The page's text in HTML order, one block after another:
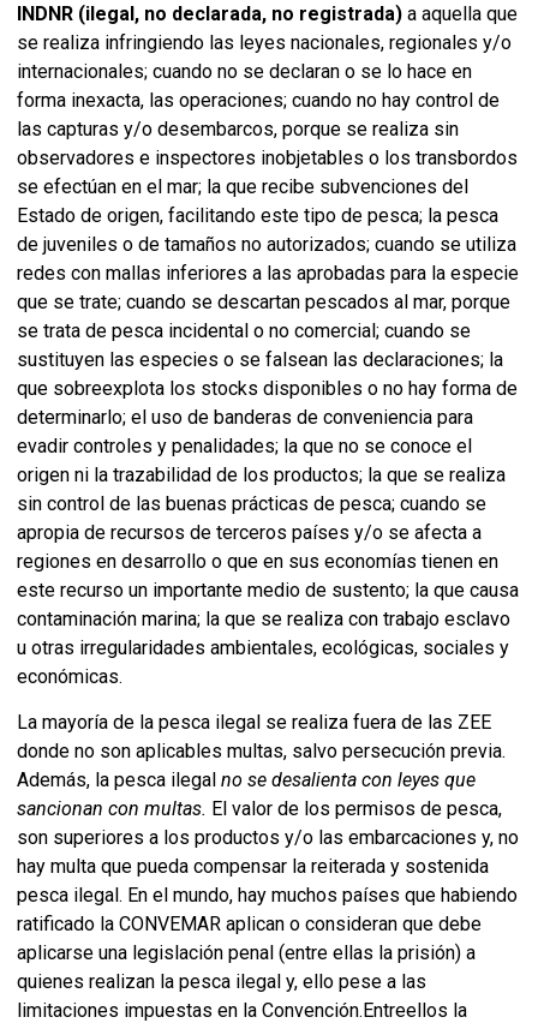
INDNR (ilegal, no declarada, no registrada) a aquella que
se realiza infringiendo las leyes nacionales, regionales y/o
internacionales; cuando no se declaran o se lo hace en
forma inexacta, las operaciones; cuando no hay control de
las capturas y/o desembarcos, porque se realiza sin
observadores e inspectores inobjetables o los transbordos
se efectúan en el mar; la que recibe subvenciones del
Estado de origen, facilitando este tipo de pesca; la pesca
de juveniles o de tamaños no autorizados; cuando se utiliza
redes con mallas inferiores a las aprobadas para la especie
que se trate; cuando se descartan pescados al mar, porque
se trata de pesca incidental o no comercial; cuando se
sustituyen las especies o se falsean las declaraciones; la
que sobreexplota los stocks disponibles o no hay forma de
determinarlo; el uso de banderas de conveniencia para
evadir controles y penalidades; la que no se conoce el
origen ni la trazabilidad de los productos; la que se realiza
sin control de las buenas prácticas de pesca; cuando se
apropia de recursos de terceros países y/o se afecta a
regiones en desarrollo o que en sus economías tienen en
este recurso un importante medio de sustento; la que causa
contaminación marina; la que se realiza con trabajo esclavo
u otras irregularidades ambientales, ecológicas, sociales y
económicas.
La mayoría de la pesca ilegal se realiza fuera de las ZEE
donde no son aplicables multas, salvo persecución previa.
Además, la pesca ilegal no se desalienta con leyes que
sancionan con multas. El valor de los permisos de pesca,
son superiores a los productos y/o las embarcaciones y, no
hay multa que pueda compensar la reiterada y sostenida
pesca ilegal. En el mundo, hay muchos países que habiendo
ratificado la CONVEMAR aplican o consideran que debe
aplicarse una legislación penal (entre ellas la prisión) a
quienes realizan la pesca ilegal y, ello pese a las
limitaciones impuestas en la Convención.Entreellos la